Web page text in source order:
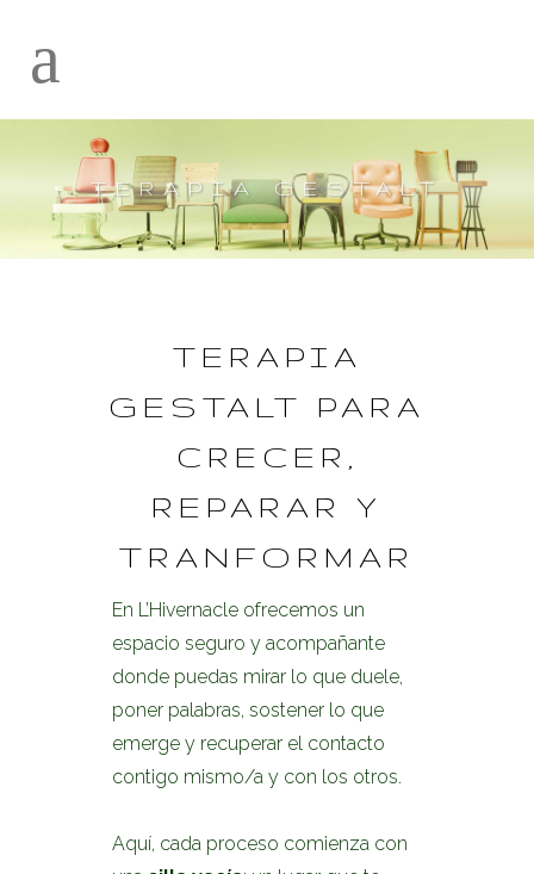
TERAPIA GESTALT
TERAPIA
GESTALT PARA
CRECER,
REPARAR Y
TRANFORMAR
En L’Hivernacle ofrecemos un
espacio seguro y acompañante
donde puedas mirar lo que duele,
poner palabras, sostener lo que
emerge y recuperar el contacto
contigo mismo/a y con los otros.
Aquí, cada proceso comienza con